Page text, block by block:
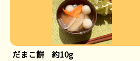
だまこ餅 約10g